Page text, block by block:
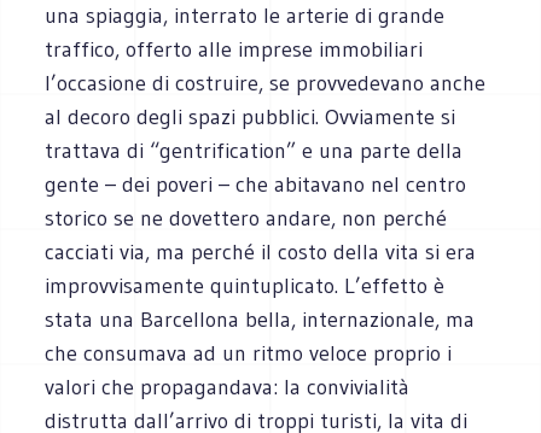
una spiaggia, interrato le arterie di grande
traffico, offerto alle imprese immobiliari
l’occasione di costruire, se provvedevano anche
al decoro degli spazi pubblici. Ovviamente si
trattava di “gentrification” e una parte della
gente – dei poveri – che abitavano nel centro
storico se ne dovettero andare, non perché
cacciati via, ma perché il costo della vita si era
improvvisamente quintuplicato. L’effetto è
stata una Barcellona bella, internazionale, ma
che consumava ad un ritmo veloce proprio i
valori che propagandava: la convivialità
distrutta dall’arrivo di troppi turisti, la vita di